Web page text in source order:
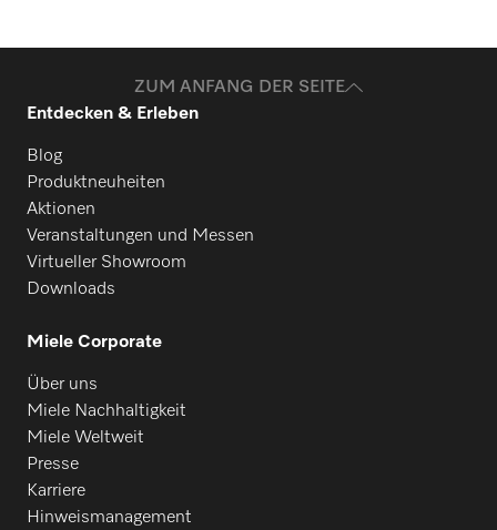
ZUM ANFANG DER SEITE
Entdecken & Erleben
Blog
Produktneuheiten
Aktionen
Veranstaltungen und Messen
Virtueller Showroom
Downloads
Miele Corporate
Über uns
Miele Nachhaltigkeit
Miele Weltweit
Presse
Karriere
Hinweismanagement